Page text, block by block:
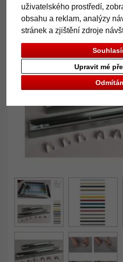
uživatelského prostředí,
obsahu a reklam, analýzy
stránek a zjištění zdroje
Upravit mé
Zpět